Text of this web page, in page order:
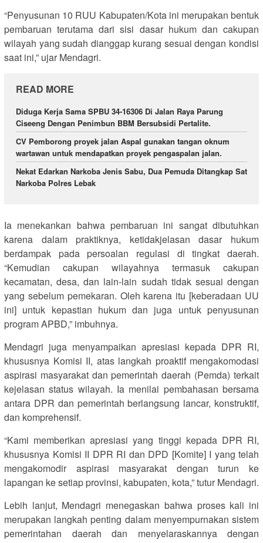
“Penyusunan 10 RUU Kabupaten/Kota ini merupakan bentuk
pembaruan terutama dari sisi dasar hukum dan cakupan
wilayah yang sudah dianggap kurang sesuai dengan kondisi
saat ini,” ujar Mendagri.
READ MORE
Diduga Kerja Sama SPBU 34-16306 Di Jalan Raya Parung
Ciseeng Dengan Penimbun BBM Bersubsidi Pertalite.
CV Pemborong proyek jalan Aspal gunakan tangan oknum
wartawan untuk mendapatkan proyek pengaspalan jalan.
Nekat Edarkan Narkoba Jenis Sabu, Dua Pemuda Ditangkap Sat
Narkoba Polres Lebak
Ia menekankan bahwa pembaruan ini sangat dibutuhkan
karena dalam praktiknya, ketidakjelasan dasar hukum
berdampak pada persoalan regulasi di tingkat daerah.
“Kemudian cakupan wilayahnya termasuk cakupan
kecamatan, desa, dan lain-lain sudah tidak sesuai dengan
yang sebelum pemekaran. Oleh karena itu [keberadaan UU
ini] untuk kepastian hukum dan juga untuk penyusunan
program APBD,” imbuhnya.
Mendagri juga menyampaikan apresiasi kepada DPR RI,
khususnya Komisi II, atas langkah proaktif mengakomodasi
aspirasi masyarakat dan pemerintah daerah (Pemda) terkait
kejelasan status wilayah. Ia menilai pembahasan bersama
antara DPR dan pemerintah berlangsung lancar, konstruktif,
dan komprehensif.
“Kami memberikan apresiasi yang tinggi kepada DPR RI,
khususnya Komisi II DPR RI dan DPD [Komite] I yang telah
mengakomodir aspirasi masyarakat dengan turun ke
lapangan ke setiap provinsi, kabupaten, kota,” tutur Mendagri.
Lebih lanjut, Mendagri menegaskan bahwa proses kali ini
merupakan langkah penting dalam menyempurnakan sistem
pemerintahan daerah dan menyelaraskannya dengan